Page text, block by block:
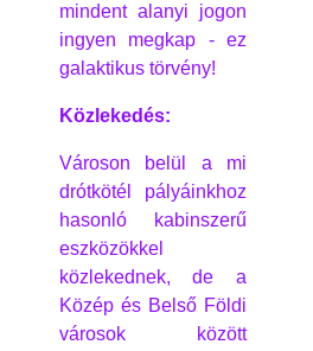
mindent alanyi jogon
ingyen megkap - ez
galaktikus törvény!
Közlekedés:
Városon belül a mi
drótkötél pályáinkhoz
hasonló kabinszerű
eszközökkel
közlekednek, de a
Közép és Belső Földi
városok között